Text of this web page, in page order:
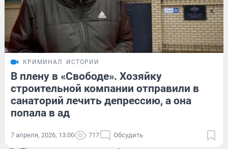
КРИМИНАЛ ИСТОРИИ
В плену в «Свободе». Хозяйку
строительной компании отправили в
санаторий лечить депрессию, а она
попала в ад
7 апреля, 2026, 13:00 717 Обсудить